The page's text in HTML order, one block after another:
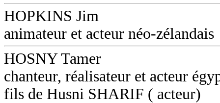
HOPKINS Jim
animateur et acteur néo-zélandais
HOSNY Tamer
chanteur, réalisateur et acteur
fils de Husni SHARIF ( acteur)